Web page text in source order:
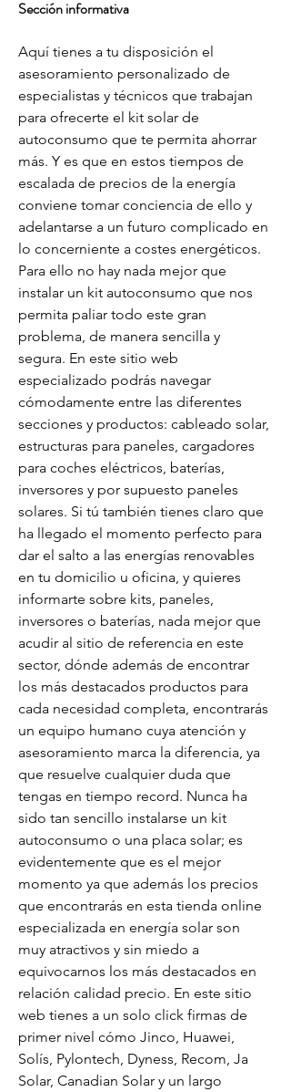
Sección informativa
Aquí tienes a tu disposición el
asesoramiento personalizado de
especialistas y técnicos que trabajan
para ofrecerte el kit solar de
autoconsumo que te permita ahorrar
más. Y es que en estos tiempos de
escalada de precios de la energía
conviene tomar conciencia de ello y
adelantarse a un futuro complicado en
lo concerniente a costes energéticos.
Para ello no hay nada mejor que
instalar un kit autoconsumo que nos
permita paliar todo este gran
problema, de manera sencilla y
segura. En este sitio web
especializado podrás navegar
cómodamente entre las diferentes
secciones y productos: cableado solar,
estructuras para paneles, cargadores
para coches eléctricos, baterías,
inversores y por supuesto paneles
solares. Si tú también tienes claro que
ha llegado el momento perfecto para
dar el salto a las energías renovables
en tu domicilio u oficina, y quieres
informarte sobre kits, paneles,
inversores o baterías, nada mejor que
acudir al sitio de referencia en este
sector, dónde además de encontrar
los más destacados productos para
cada necesidad completa, encontrarás
un equipo humano cuya atención y
asesoramiento marca la diferencia, ya
que resuelve cualquier duda que
tengas en tiempo record. Nunca ha
sido tan sencillo instalarse un kit
autoconsumo o una placa solar; es
evidentemente que es el mejor
momento ya que además los precios
que encontrarás en esta tienda online
especializada en energía solar son
muy atractivos y sin miedo a
equivocarnos los más destacados en
relación calidad precio. En este sitio
web tienes a un solo click firmas de
primer nivel cómo Jinco, Huawei,
Solís, Pylontech, Dyness, Recom, Ja
Solar, Canadian Solar y un largo